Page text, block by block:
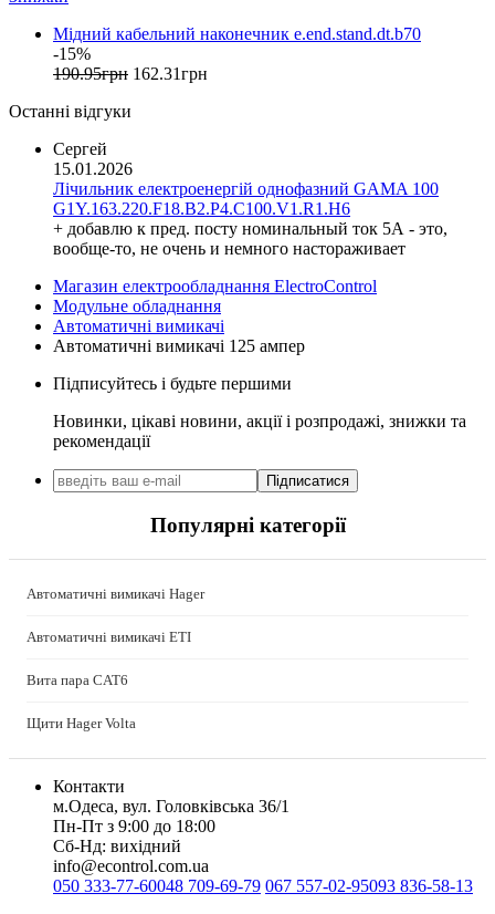
ВА63
ВА63-100
МТ60
5SL6
GENERICA (Китай)
Gewiss (Італія)
GreenVision (Китай)
Hager (Німеччина)
Haupa (Німеччина)
HD Hyundai Electric (Корея)
Hemstedt (Німеччина)
Horoz Electric (Туреччина)
Huawei (Китай)
IME (Італія)
Install Group (Україна)
IPmall (Україна)
Jokari (Німеччина)
Katko (Фінляндія)
Kolarz (Австрія)
Legrand (Франція)
LogicPower (Україна)
Massive (Бельгія)
MAXUS (Китай)
NIK (Україна)
Onka (Туреччина)
Plank Electrotechnic (Україна)
Pro'sKit (Тайвань)
PYLONTECH (Китай)
Radpol (Польща)
Raut (Україна)
Мідний кабельний наконечник e.end.stand.dt.b70
-15%
190.95грн 162.31грн
Останні відгуки
Сергей
15.01.2026
Лічильник електроенергій однофазний GAMA 100
G1Y.163.220.F18.B2.P4.C100.V1.R1.H6
+ добавлю к пред. посту номинальный ток 5А - это,
вообще-то, не очень и немного настораживает
Магазин електрообладнання ElectroControl
Модульне обладнання
Автоматичні вимикачі
Автоматичні вимикачі 125 ампер
Підписуйтесь і будьте першими
Новинки, цікаві новини, акції і розпродажі, знижки та
рекомендації
Підписатися
Популярні категорії
Автоматичні вимикачі Hager
Автоматичні вимикачі ETI
Вита пара CAT6
Щити Hager Volta
Контакти
м.Одеса, вул. Головківська 36/1
Пн-Пт з 9:00 до 18:00
Сб-Нд: вихідний
info@econtrol.com.ua
050 333-77-60048 709-69-79 067 557-02-95093 836-58-13